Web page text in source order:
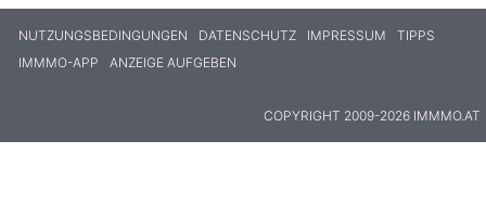
NUTZUNGSBEDINGUNGEN DATENSCHUTZ IMPRESSUM
TIPPS
IMMMO-APP
ANZEIGE AUFGEBEN
COPYRIGHT 2009-2026 IMMMO.AT